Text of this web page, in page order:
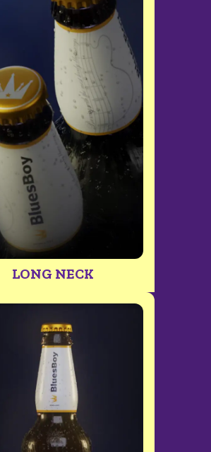
LONG NECK